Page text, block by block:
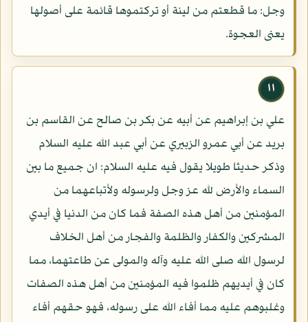
وجل: ما قطعتم من لينة أو تركتموها قائمة على أصولها
يعنى العجوة.
١١
علي بن إبراهيم عن أبيه عن بكر بن صالح عن القاسم بن
بريد عن أبي عمرو الزبيري عن أبي عبد الله عليه السلام
وذكر حديثا طويلا يقول فيه عليه السلام: ان جميع ما بين
السماء والأرض لله عز وجل ولرسوله ولأتباعهما من
المؤمنين من أهل هذه الصفة فما كان من الدنيا في أيدي
المشركين والكفار والظلمة والفجار من أهل الخلاف
لرسول الله صلى الله عليه وآله والمولى عن طاعتهما، مما
كان في أيديهم ظلموا فيه المؤمنين من أهل هذه الصفات
وغلبوهم عليه مما أفاء الله على رسوله، فهو حقهم أفاء